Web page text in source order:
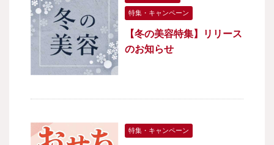
特集・キャンペーン
【冬の美容特集】リリース
のお知らせ
特集・キャンペーン